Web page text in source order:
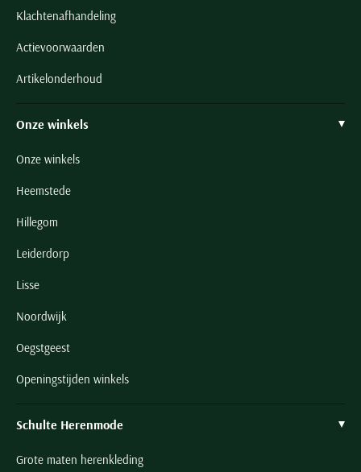
Klachtenafhandeling
Actievoorwaarden
Artikelonderhoud
Onze winkels
Onze winkels
Heemstede
Hillegom
Leiderdorp
Lisse
Noordwijk
Oegstgeest
Openingstijden winkels
Schulte Herenmode
Grote maten herenkleding